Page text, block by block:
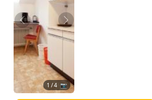
Zurück Weiter
1 / 4 📷